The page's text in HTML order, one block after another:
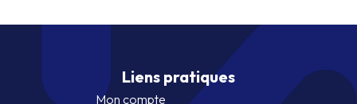
Liens pratiques
Mon compte